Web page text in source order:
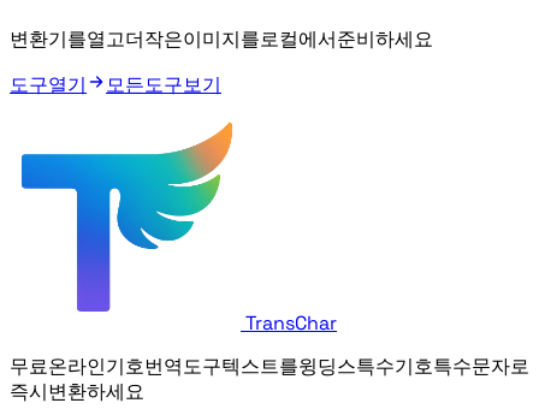
WebP 변환기를 열고 더 작은 WebP 이미지를 로컬에서 준비하세요.
도구 열기 모든 도구 보기
TransChar
무료 온라인 기호 번역 도구. 텍스트를 윙딩스, 특수 기호, 특수 문자로
즉시 변환하세요.